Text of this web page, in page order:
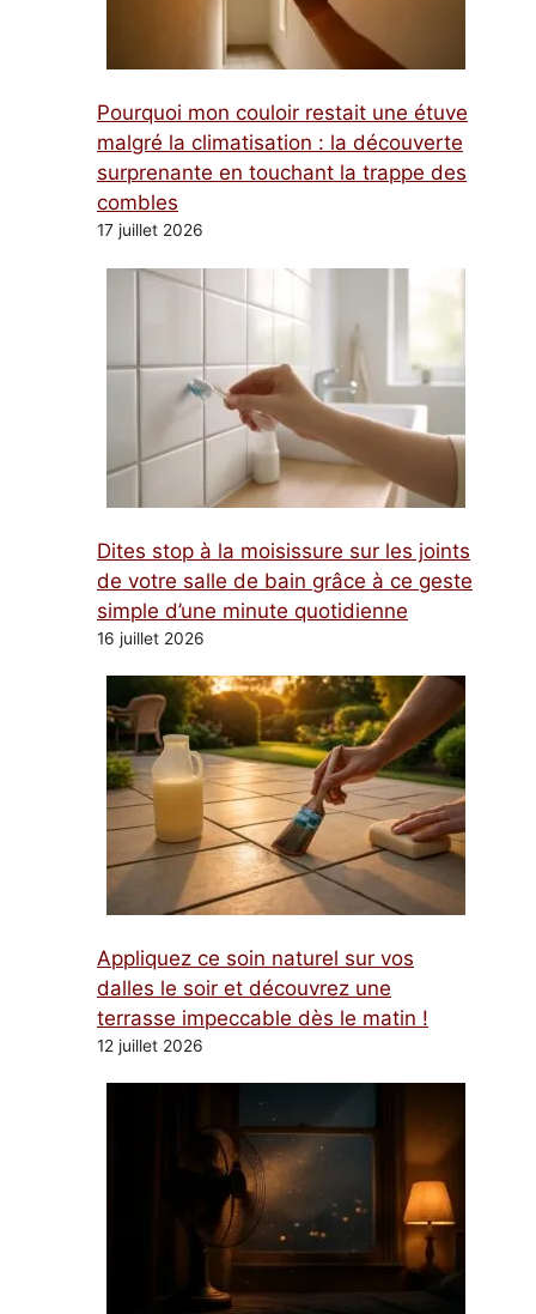
Pourquoi mon couloir restait une étuve
malgré la climatisation : la découverte
surprenante en touchant la trappe des
combles
17 juillet 2026
Dites stop à la moisissure sur les joints
de votre salle de bain grâce à ce geste
simple d’une minute quotidienne
16 juillet 2026
Appliquez ce soin naturel sur vos
dalles le soir et découvrez une
terrasse impeccable dès le matin !
12 juillet 2026